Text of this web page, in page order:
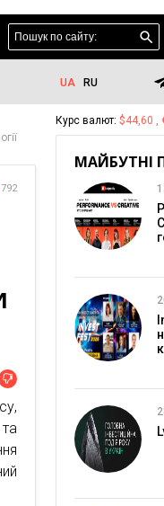
UA RU
792
Курс валют: $44,60 ,
МАЙБУТНІ